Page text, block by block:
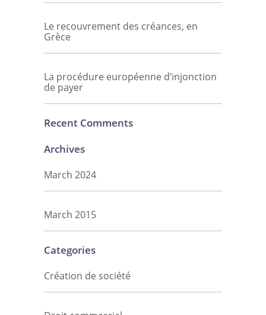
Le recouvrement des créances, en
Grèce
La procédure européenne d’injonction
de payer
Recent Comments
Archives
March 2024
March 2015
Categories
Création de société